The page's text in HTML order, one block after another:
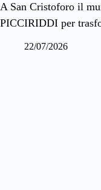
A San Cristoforo il
PICCIRIDDI per
22/07/2026